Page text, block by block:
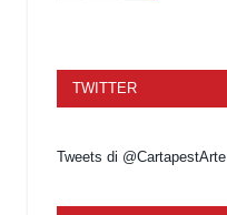
TWITTER
Tweets di @CartapestArte